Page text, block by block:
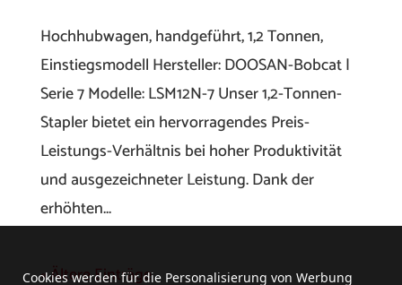
Hochhubwagen, handgeführt, 1,2 Tonnen,
Einstiegsmodell Hersteller: DOOSAN-Bobcat |
Serie 7 Modelle: LSM12N-7 Unser 1,2-Tonnen-
Stapler bietet ein hervorragendes Preis-
Leistungs-Verhältnis bei hoher Produktivität
und ausgezeichneter Leistung. Dank der
erhöhten...
« Ältere Einträge
Cookies werden für die Personalisierung von Werbung